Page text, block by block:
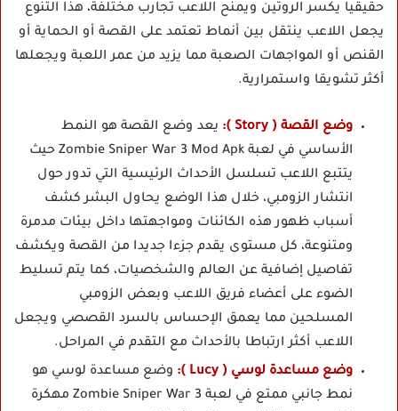
حقيقيا يكسر الروتين ويمنح اللاعب تجارب مختلفة، هذا التنوع
يجعل اللاعب ينتقل بين أنماط تعتمد على القصة أو الحماية أو
القنص أو المواجهات الصعبة مما يزيد من عمر اللعبة ويجعلها
أكثر تشويقا واستمرارية.
وضع القصة ( Story ):
يعد وضع القصة هو النمط
الأساسي في لعبة Zombie Sniper War 3 Mod Apk حيث
يتتبع اللاعب تسلسل الأحداث الرئيسية التي تدور حول
انتشار الزومبي، خلال هذا الوضع يحاول البشر كشف
أسباب ظهور هذه الكائنات ومواجهتها داخل بيئات مدمرة
ومتنوعة، كل مستوى يقدم جزءا جديدا من القصة ويكشف
تفاصيل إضافية عن العالم والشخصيات، كما يتم تسليط
الضوء على أعضاء فريق اللاعب وبعض الزومبي
المسلحين مما يعمق الإحساس بالسرد القصصي ويجعل
اللاعب أكثر ارتباطا بالأحداث مع التقدم في المراحل.
وضع مساعدة لوسي ( Lucy ):
وضع مساعدة لوسي هو
نمط جانبي ممتع في لعبة Zombie Sniper War 3 مهكرة